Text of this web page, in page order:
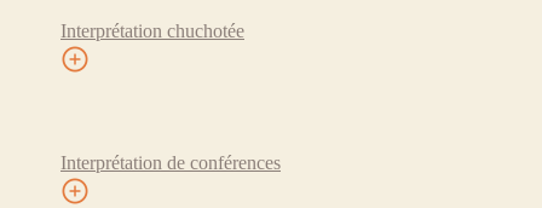
Interprétation chuchotée
Interprétation de conférences